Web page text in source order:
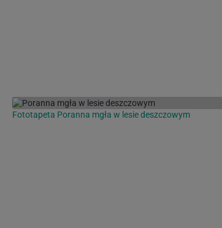
Fototapeta Poranna mgła w lesie deszczowym